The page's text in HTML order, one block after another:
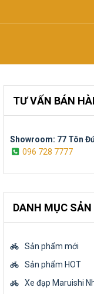
TƯ VẤN BÁN
Showroom: 77 Tôn
096 728 7777
DANH MỤC
Sản phẩm mới
Sản phẩm HOT
Xe đạp Maruishi